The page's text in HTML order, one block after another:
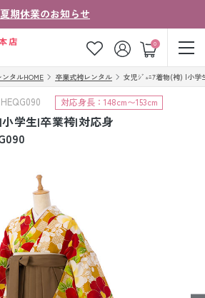
夏期休業のお知らせ
0
ログイン カート
ご注文の流れ
法人・グループの
お客様はこちら
タルHOME 卒業式袴レンタル 女児ｼﾞｭﾆｱ着物(袴) |小学
対応身長：148cm〜153cm
学生|卒業袴|対応身